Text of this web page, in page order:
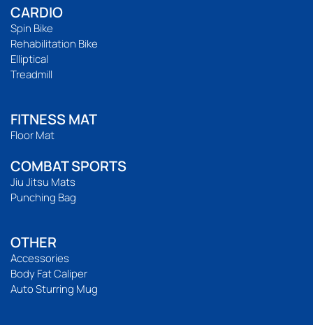
CARDIO
Spin Bike
Rehabilitation Bike
Elliptical
Treadmill
FITNESS MAT
Floor Mat
COMBAT SPORTS
Jiu Jitsu Mats
Punching Bag
OTHER
Accessories
Body Fat Caliper
Auto Sturring Mug